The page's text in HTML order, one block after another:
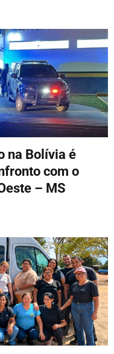
na Bolívia é
com o
– MS